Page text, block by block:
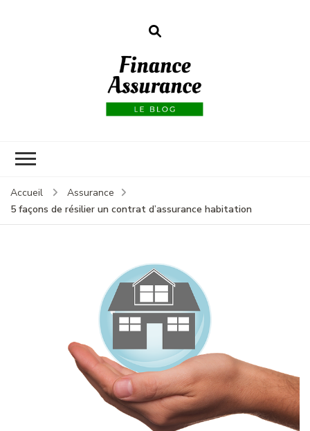
Accueil
Assurance
5 façons de résilier un contrat d’assurance habitation